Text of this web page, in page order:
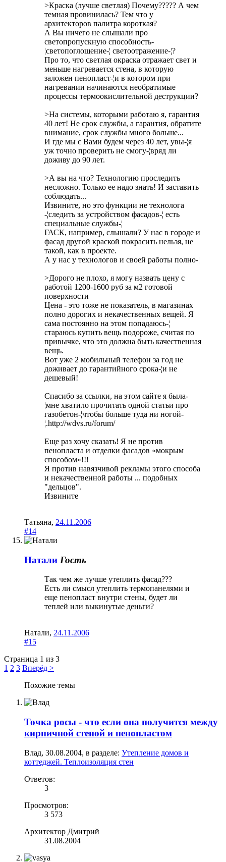
>Краска (лучше светлая) Почему????? А чем
темная провинилась? Тем что у
архитекторов палитра короткая?
А Вы ничего не слышали про
светопропускную способность-
¦светопоглощение-¦ светоотражение-¦?
Про то, что светлая окраска отражает свет и
меньше нагревается стена, в которую
заложен пенопласт-¦и в котором при
нагревании начинаются необратимые
процессы термоокислительной деструкции?
>На системы, которыми работаю я, гарантия
40 лет! Не срок службы, а гарантия, обратите
внимание, срок службы много больше...
И где мы с Вами будем через 40 лет, увы-¦я
уж точно проверить не смогу-¦вряд ли
доживу до 90 лет.
>А вы на что? Технологию проследить
несложно. Только ее надо знать! И заставить
соблюдать...
Извините, но это функции не технолога
-¦следить за устройством фасадов-¦ есть
специальные службы-¦
ГАСК, например, слышали? У нас в городе и
фасад другой краской покрасить нельзя, не
такой, как в проекте.
А у нас у технологов и своей работы полно-¦
>Дорого не плохо, я могу назвать цену с
работой 1200-1600 руб за м2 готовой
поверхности
Цена - это тоже не показатель, в магазинах
полно дорогих и некачественных вещей. Я
сама постоянно на этом попадаюсь-¦
стараюсь купить вещь подороже, считая по
привычке, что это должна быть качественная
вещь.
Вот уже 2 мобильный телефон за год не
доживает до гарантийного срока-¦и не
дешевый!
Спасибо за ссылки, на этом сайте я была-
¦мне хватило прочитать одной статьи про
газобетон-¦чтобы больше туда ни ногой-
¦.http://wdvs.ru/forum/
Еще раз хочу сказать! Я не против
пенопласта и отделки фасадов «мокрым
способом»!!!
Я против навязчивой рекламы этого способа
и некачественной работы ... подобных
"дельцов".
Извините
Татьяна, 24.11.2006
#14
Натали Гость
Так чем же лучше утеплить фасад???
Есть ли смысл утеплить термопанелями и
еще пенопласт внутри стены, будет ли
теплей или выкинутые деньги?
Натали, 24.11.2006
#15
Страница 1 из 3
1 2 3 Вперёд >
Похожие темы
Точка росы - что если она получится между
кирпичной стеной и пенопластом
Влад, 30.08.2004, в разделе: Утепление домов и
коттеджей. Теплоизоляция стен
Ответов:
3
Просмотров:
3 573
Архитектор Дмитрий
31.08.2004